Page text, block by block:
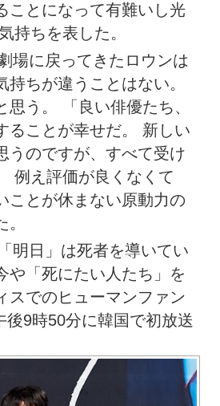
ことになって有難いし光
持ちを表した。
場に戻ってきたロウンは
持ちが違うことはない。
思う。 「良い俳優たち、
ることが幸せだ。 新しい
うのですが、すべて受け
例え評価が良くなくて
ことが休まない原動力の
明日」は死者を導いてい
や「死にたい人たち」を
スでのヒューマンファン
後9時50分に韓国で初放送